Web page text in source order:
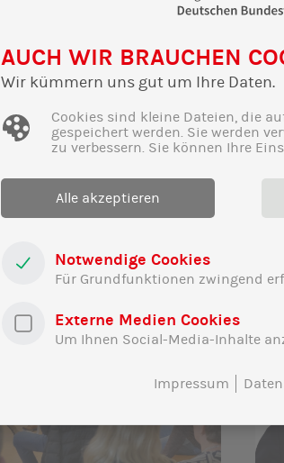
AUCH WIR BRAUCHEN
Wir kümmern uns gut um Ihre Daten.
Cookies sind kleine Dateien, die
gespeichert werden. Sie werden
zu verbessern. Sie können Ihre
Alle akzeptieren
Notwendige Cookies
Für Grundfunktionen zwingend
Externe Medien Cookies
Um Ihnen Social-Media-Inhalte
Impressum